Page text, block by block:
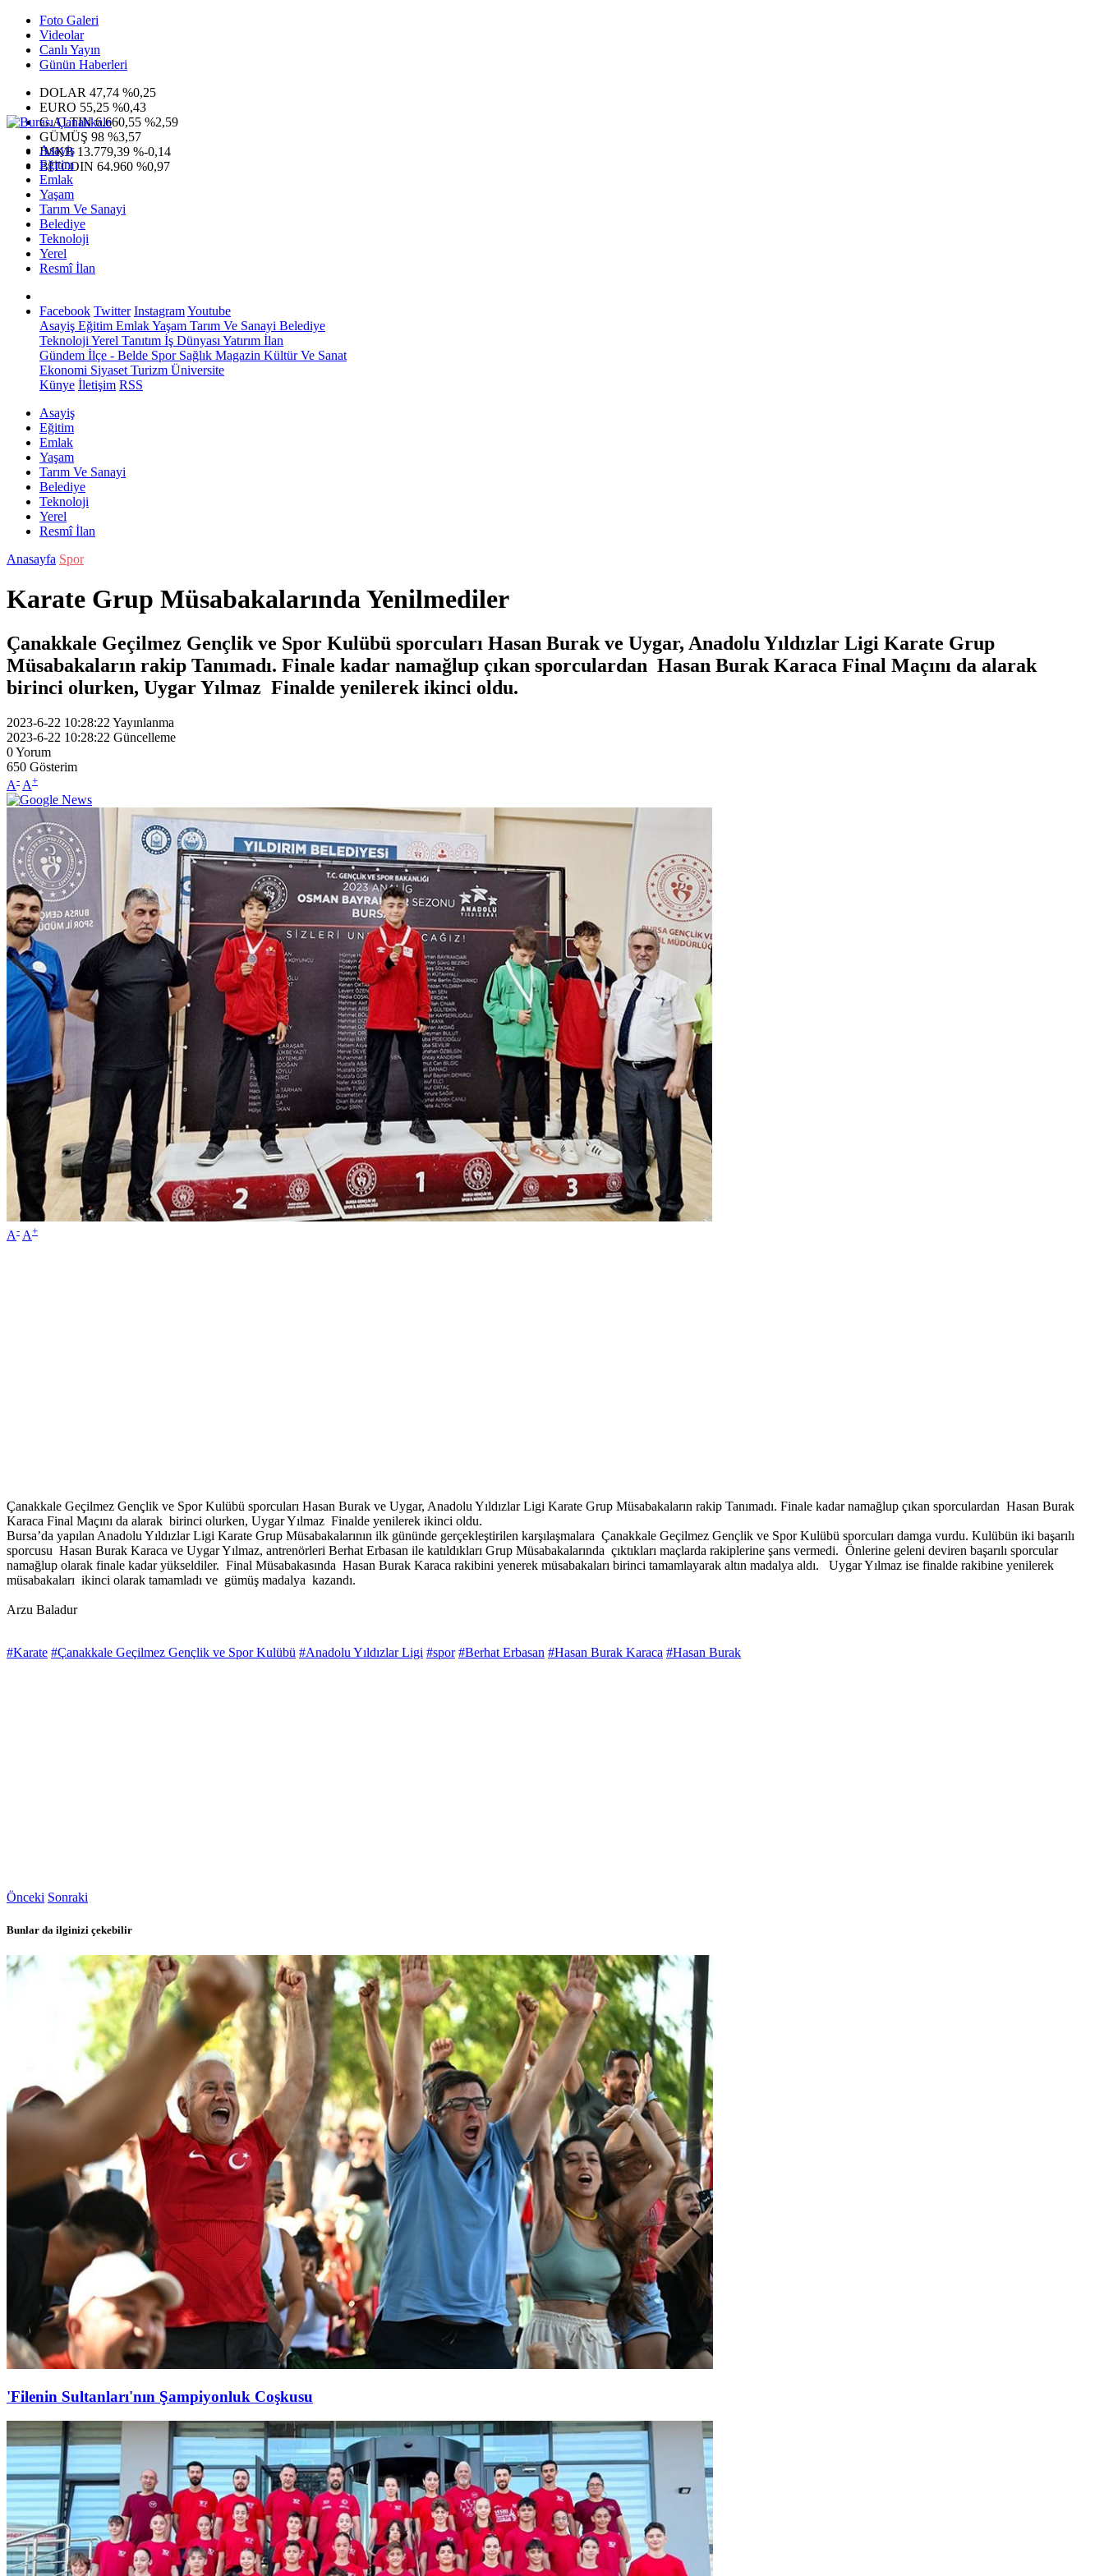
Foto Galeri
Videolar
Canlı Yayın
Günün Haberleri
DOLAR 47,74 %0,25
EURO 55,25 %0,43
G.ALTIN6.660,55 %2,59
GÜMÜŞ 98 %3,57
IMKB 13.779,39 %-0,14
BITCOIN 64.960 %0,97
Asayiş
Eğitim
Emlak
Yaşam
Tarım Ve Sanayi
Belediye
Teknoloji
Yerel
Resmî İlan
Facebook Twitter InstagramYoutube
Asayiş Eğitim EmlakYaşam Tarım Ve Sanayi Belediye
Teknoloji Yerel Tanıtım İş Dünyası Yatırım İlan
Gündem İlçe - Belde SporSağlık Magazin Kültür Ve Sanat
Ekonomi Siyaset Turizm Üniversite
Künye İletişim RSS
Asayiş
Eğitim
Emlak
Yaşam
Tarım Ve Sanayi
Belediye
Teknoloji
Yerel
Resmî İlan
Anasayfa Spor
Karate Grup Müsabakalarında Yenilmediler
Çanakkale Geçilmez Gençlik ve Spor Kulübü sporcuları Hasan Burak ve Uygar, Anadolu Yıldızlar Ligi Karate Grup
Müsabakaların rakip Tanımadı. Finale kadar namağlup çıkan sporculardan Hasan Burak Karaca Final Maçını da alarak
birinci olurken, Uygar Yılmaz Finalde yenilerek ikinci oldu.
2023-6-22 10:28:22 Yayınlanma
2023-6-22 10:28:22 Güncelleme
0Yorum
650 Gösterim
A- A+
A- A+
Çanakkale Geçilmez Gençlik ve Spor Kulübü sporcuları Hasan Burak ve Uygar, Anadolu Yıldızlar Ligi Karate Grup Müsabakaların rakip Tanımadı. Finale kadar namağlup çıkan sporculardan Hasan Burak
Karaca Final Maçını da alarak birinci olurken, Uygar Yılmaz Finalde yenilerek ikinci oldu.
Bursa’da yapılan Anadolu Yıldızlar Ligi Karate Grup Müsabakalarının ilk gününde gerçekleştirilen karşılaşmalara Çanakkale Geçilmez Gençlik ve Spor Kulübü sporcuları damga vurdu. Kulübün iki başarılı
sporcusu Hasan Burak Karaca ve Uygar Yılmaz, antrenörleri Berhat Erbasan ile katıldıkları Grup Müsabakalarında çıktıkları maçlarda rakiplerine şans vermedi. Önlerine geleni deviren başarılı sporcular
namağlup olarak finale kadar yükseldiler. Final Müsabakasında Hasan Burak Karaca rakibini yenerek müsabakaları birinci tamamlayarak altın madalya aldı. Uygar Yılmaz ise finalde rakibine yenilerek
müsabakaları ikinci olarak tamamladı ve gümüş madalya kazandı.
Arzu Baladur
#Karate #Çanakkale Geçilmez Gençlik ve Spor Kulübü #Anadolu Yıldızlar Ligi #spor #Berhat Erbasan #Hasan Burak Karaca #Hasan Burak
Önceki Sonraki
Bunlar da ilginizi çekebilir
'Filenin Sultanları'nın Şampiyonluk Coşkusu